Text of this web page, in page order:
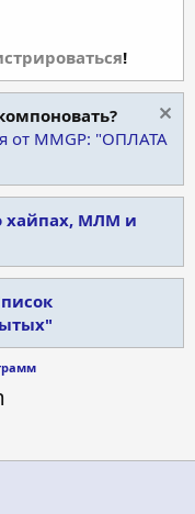
!
от MMGP: "ОПЛАТА
хайпах, МЛМ и